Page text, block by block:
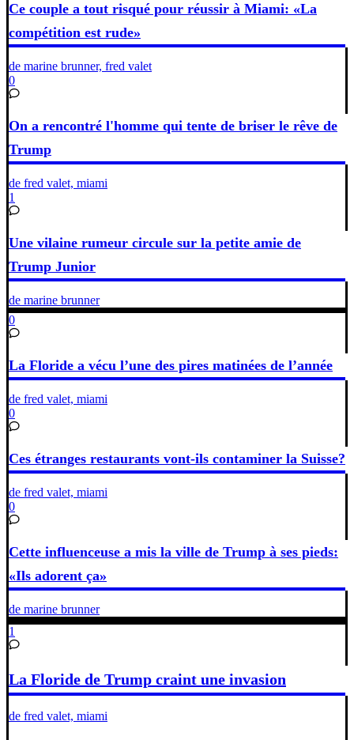
Ce couple a tout risqué pour réussir à Miami: «La
compétition est rude»
de marine brunner, fred valet
0
On a rencontré l'homme qui tente de briser le rêve de
Trump
de fred valet, miami
1
Une vilaine rumeur circule sur la petite amie de
Trump Junior
de marine brunner
0
La Floride a vécu l’une des pires matinées de l’année
de fred valet, miami
0
Ces étranges restaurants vont-ils contaminer la Suisse?
de fred valet, miami
0
Cette influenceuse a mis la ville de Trump à ses pieds:
«Ils adorent ça»
de marine brunner
1
La Floride de Trump craint une invasion
de fred valet, miami